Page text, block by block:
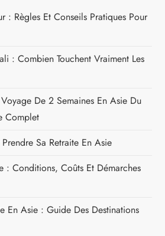
: Règles Et Conseils Pratiques Pour
: Combien Touchent Vraiment Les
De 2 Semaines En Asie Du
Complet
Sa Retraite En Asie
: Conditions, Coûts Et Démarches
En Asie : Guide Des Destinations